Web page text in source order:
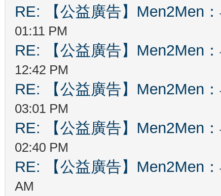
RE: 【公益廣告】Men2Men
01:11 PM
RE: 【公益廣告】Men2Men
12:42 PM
RE: 【公益廣告】Men2Men
03:01 PM
RE: 【公益廣告】Men2Men
02:40 PM
RE: 【公益廣告】Men2Men
AM